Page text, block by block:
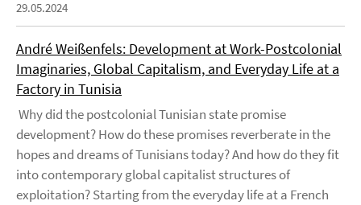
29.05.2024
André Weißenfels: Development at Work-Postcolonial
Imaginaries, Global Capitalism, and Everyday Life at a
Factory in Tunisia
Why did the postcolonial Tunisian state promise
development? How do these promises reverberate in the
hopes and dreams of Tunisians today? And how do they fit
into contemporary global capitalist structures of
exploitation? Starting from the everyday life at a French